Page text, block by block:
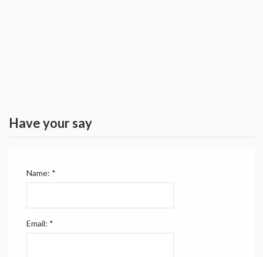
Have your say
Name: *
Email: *